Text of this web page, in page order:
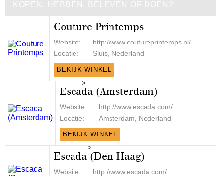
KOPEN, HEBBEN, BELEVEN OF DOEN?
Couture Printemps
Website:
http://www.coutureprintemps.nl/
Locatie:
Sluis, Nederland
BEKIJK WINKEL
>
Escada (Amsterdam)
Website:
http://www.escada.com/
Locatie:
Amsterdam, Nederland
BEKIJK WINKEL
>
Escada (Den Haag)
Website:
http://www.escada.com/